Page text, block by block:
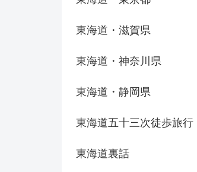
東海道・滋賀県
東海道・神奈川県
東海道・静岡県
東海道五十三次徒歩旅行
東海道裏話